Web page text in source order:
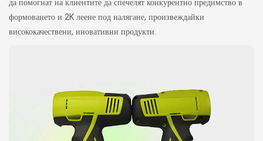
да помогнат на клиентите да спечелят конкурентно предимство в
формоването и 2K леене под налягане, произвеждайки
висококачествени, иновативни продукти.